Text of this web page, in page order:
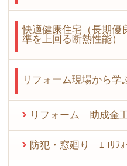
快適健康住宅（長期優
準を上回る断熱性能
リフォーム現場から学
リフォーム 助成金
防犯・窓廻り ｴｺﾘﾌ